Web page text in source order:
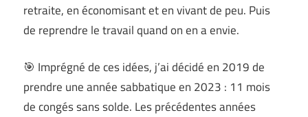
retraite, en économisant et en vivant de peu. Puis
de reprendre le travail quand on en a envie.
🎯 Imprégné de ces idées, j’ai décidé en 2019 de
prendre une année sabbatique en 2023 : 11 mois
de congés sans solde. Les précédentes années